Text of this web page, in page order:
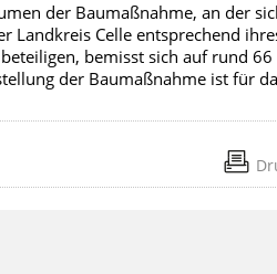
der Baumaßnahme, an der
Landkreis Celle entsprechend
bemisst sich auf rund 66
der Baumaßnahme ist für